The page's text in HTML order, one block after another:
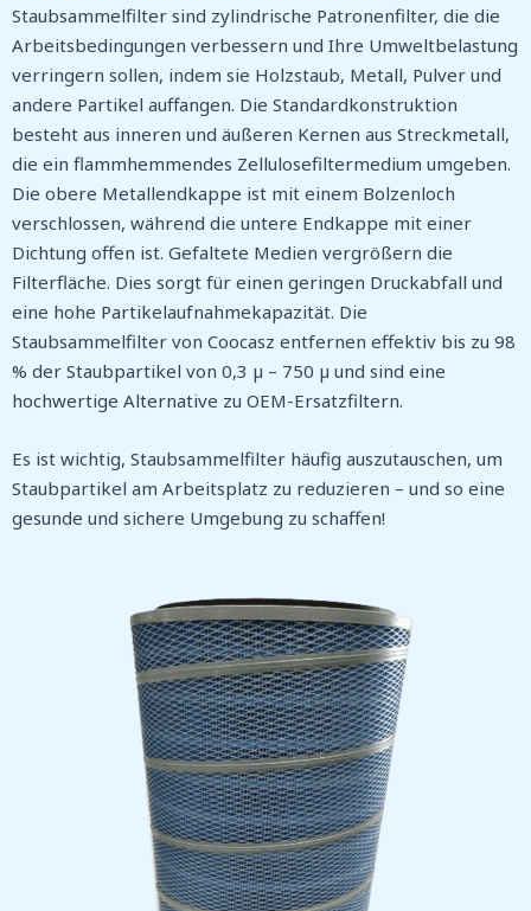
Staubsammelfilter sind zylindrische Patronenfilter, die die
Arbeitsbedingungen verbessern und Ihre Umweltbelastung
verringern sollen, indem sie Holzstaub, Metall, Pulver und
andere Partikel auffangen. Die Standardkonstruktion
besteht aus inneren und äußeren Kernen aus Streckmetall,
die ein flammhemmendes Zellulosefiltermedium umgeben.
Die obere Metallendkappe ist mit einem Bolzenloch
verschlossen, während die untere Endkappe mit einer
Dichtung offen ist. Gefaltete Medien vergrößern die
Filterfläche. Dies sorgt für einen geringen Druckabfall und
eine hohe Partikelaufnahmekapazität. Die
Staubsammelfilter von Coocasz entfernen effektiv bis zu 98
% der Staubpartikel von 0,3 µ – 750 µ und sind eine
hochwertige Alternative zu OEM-Ersatzfiltern.
Es ist wichtig, Staubsammelfilter häufig auszutauschen, um
Staubpartikel am Arbeitsplatz zu reduzieren – und so eine
gesunde und sichere Umgebung zu schaffen!